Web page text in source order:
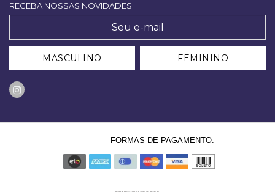
RECEBA NOSSAS NOVIDADES
MASCULINO FEMININO
FORMAS DE PAGAMENTO: